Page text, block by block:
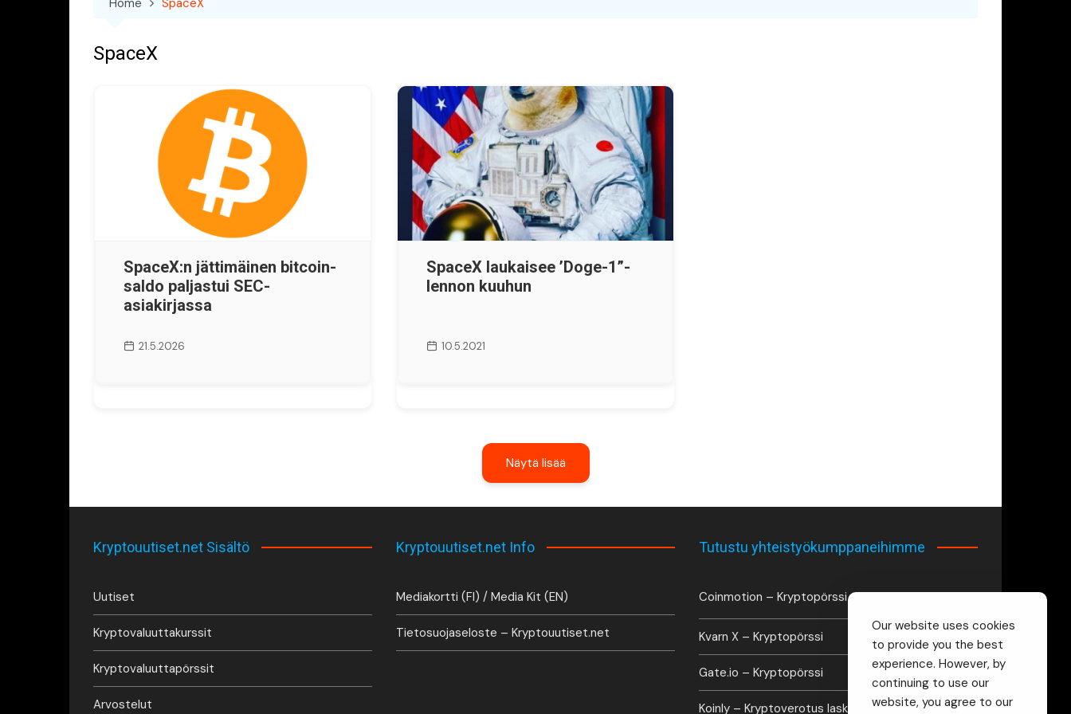
SpaceX
SpaceX:n jättimäinen bitcoin-
saldo paljastui SEC-
asiakirjassa
21.5.2026
SpaceX laukaisee ’Doge-1”-
lennon kuuhun
10.5.2021
Näytä lisää
Kryptouutiset.net Sisältö
Uutiset
Kryptovaluuttakurssit
Kryptovaluuttapörssit
Arvostelut
Kryptouutiset.net Info
Mediakortti (FI) / Media Kit (EN)
Tietosuojaseloste – Kryptouutiset.net
Tutustu yhteistyökumppaneihimme
Coinmotion – Kryptopörssi
Kvarn X – Kryptopörssi
Gate.io – Kryptopörssi
Koinly – Kryptoverotus laskuri
Our website uses cookies
to provide you the best
experience. However, by
continuing to use our
website, you agree to our